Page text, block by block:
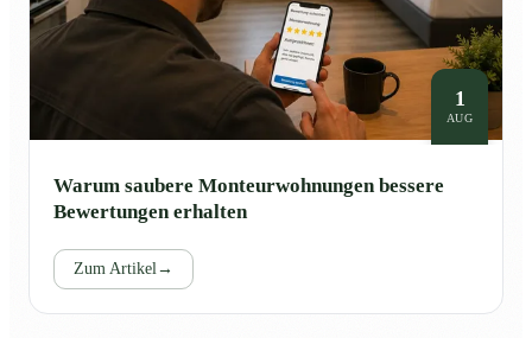
1
AUG
Warum saubere Monteurwohnungen bessere
Bewertungen erhalten
Zum Artikel →